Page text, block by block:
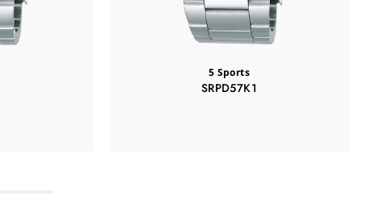
5 Sports
SRPD57K1